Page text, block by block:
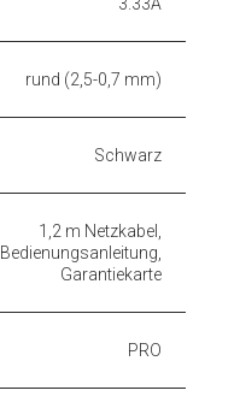
rund (2,5-0,7 mm)
Schwarz
1,2 m Netzkabel,
Bedienungsanleitung,
Garantiekarte
PRO